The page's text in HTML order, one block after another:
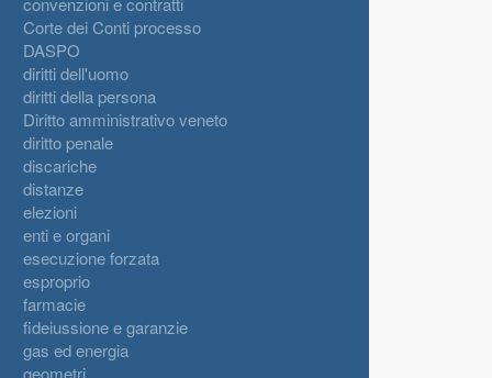
Corte dei Conti processo
DASPO
diritti dell'uomo
diritti della persona
Diritto amministrativo veneto
diritto penale
discariche
distanze
elezioni
enti e organi
esecuzione forzata
esproprio
farmacie
fideiussione e garanzie
gas ed energia
geometri